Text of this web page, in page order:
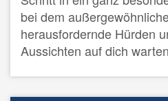
bei dem
herausfordernde Hürden
Aussichten auf dich